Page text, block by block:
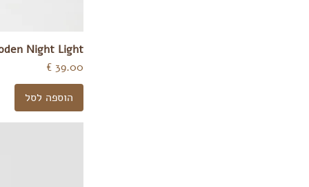
Night Light
מחיר
הוספה לסל